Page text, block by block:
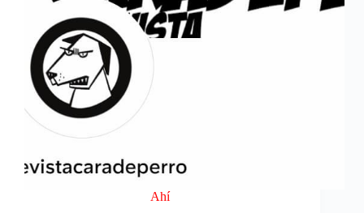
Ahí